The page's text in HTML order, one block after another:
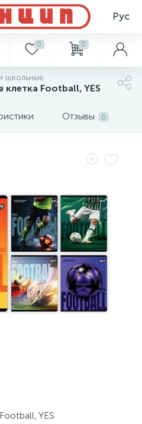
Рус
0 0
школьные
клетка Football, YES
Отзывы 0
YES